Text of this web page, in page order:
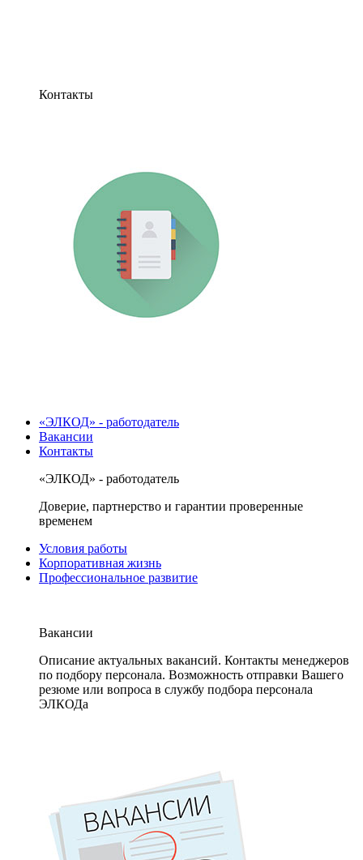
Контакты
«ЭЛКОД» - работодатель
Вакансии
Контакты
«ЭЛКОД» - работодатель
Доверие, партнерство и гарантии проверенные
временем
Условия работы
Корпоративная жизнь
Профессиональное развитие
Вакансии
Описание актуальных вакансий. Контакты менеджеров
по подбору персонала. Возможность отправки Вашего
резюме или вопроса в службу подбора персонала
ЭЛКОДа